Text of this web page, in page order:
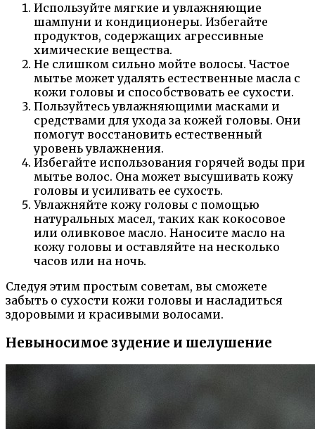
Используйте мягкие и увлажняющие
шампуни и кондиционеры. Избегайте
продуктов, содержащих агрессивные
химические вещества.
Не слишком сильно мойте волосы. Частое
мытье может удалять естественные масла с
кожи головы и способствовать ее сухости.
Пользуйтесь увлажняющими масками и
средствами для ухода за кожей головы. Они
помогут восстановить естественный
уровень увлажнения.
Избегайте использования горячей воды при
мытье волос. Она может высушивать кожу
головы и усиливать ее сухость.
Увлажняйте кожу головы с помощью
натуральных масел, таких как кокосовое
или оливковое масло. Наносите масло на
кожу головы и оставляйте на несколько
часов или на ночь.
Следуя этим простым советам, вы сможете
забыть о сухости кожи головы и насладиться
здоровыми и красивыми волосами.
Невыносимое зудение и шелушение